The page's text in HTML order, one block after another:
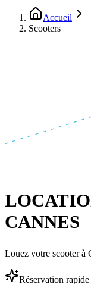
Accueil
Scooters
CANNES
Louez votre scooter à
Réservation